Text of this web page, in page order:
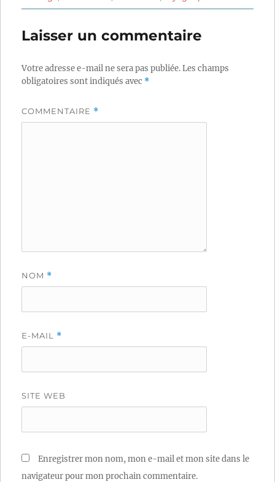
Laisser un commentaire
Votre adresse e-mail ne sera pas publiée.Les champs
obligatoires sont indiqués avec *
COMMENTAIRE *
NOM *
E-MAIL *
SITE WEB
Enregistrer mon nom, mon e-mail et mon site dans le
navigateur pour mon prochain commentaire.